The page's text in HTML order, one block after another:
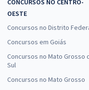
CONCURSOS NO CENTRO-
OESTE
Concursos no Distrito
Concursos em Goiás
Concursos no Mato Grosso
Sul
Concursos no Mato Grosso